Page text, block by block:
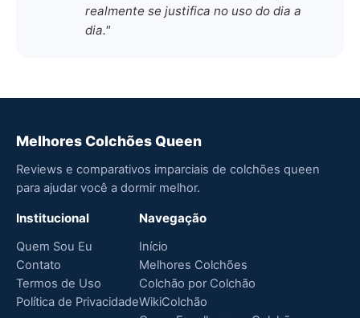
realmente se justifica no uso do dia a
dia."
Melhores Colchões Queen
Reviews e comparativos imparciais de colchões queen
para ajudar você a dormir melhor.
Institucional
Quem Sou Eu
Contato
Termos de Uso
Política de Privacidade
Navegação
Início
Melhores Colchões
Colchão por Colchão
WikiColchão